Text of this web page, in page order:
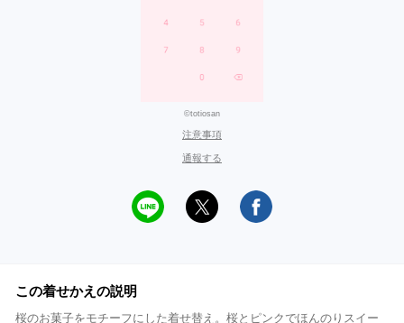
©totiosan
注意事項
通報する
この着せかえの説明
桜のお菓子をモチーフにした着せ替え。桜とピンクでほんのりスイー